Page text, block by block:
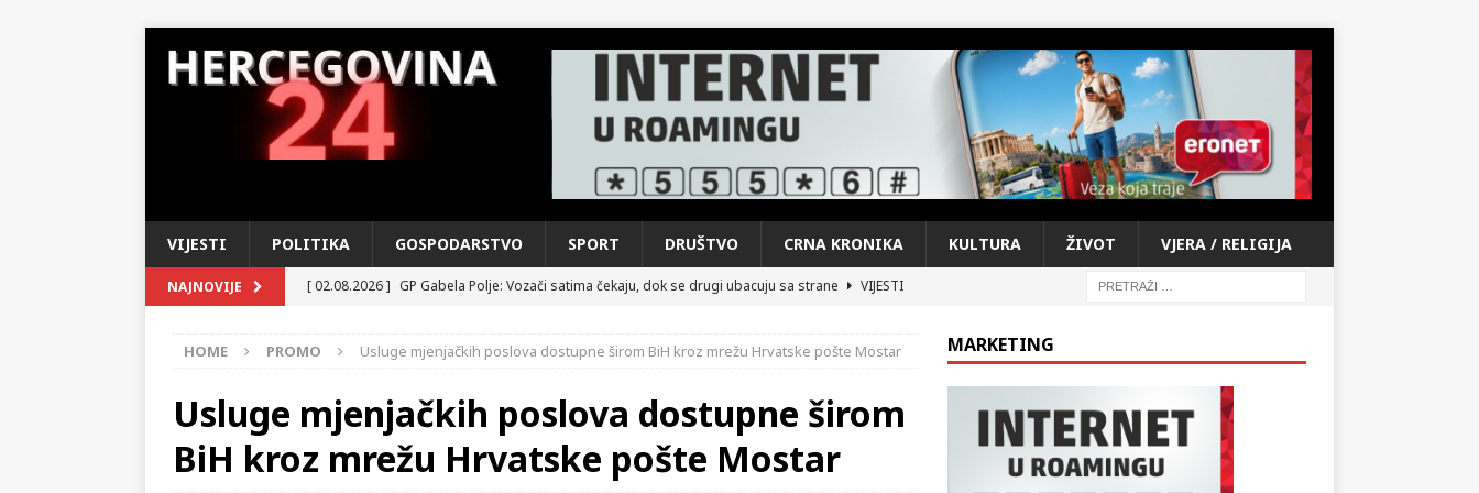
VIJESTI POLITIKA GOSPODARSTVO SPORT DRUŠTVO CRNA KRONIKA KULTURA ŽIVOT VJERA / RELIGIJA
NAJNOVIJE [ 02.08.2026 ] GP Gabela Polje: Vozači satima čekaju, dok se drugi ubacuju sa strane
VIJESTI
(video)
KULTURA
[ 07.08.2026 ]
Srpski povjesničar o Oluji: Hrvati imaju što slaviti, dobili su ono što im povijesno
pripada
REGIJA
[ 06.08.2026 ] Vrhunac toplinskog vala. Svježije u petak. Negdje stižu i pljuskovi.
VRIJEME
HOME PROMO Usluge mjenjačkih poslova dostupne širom BiH kroz mrežu Hrvatske pošte Mostar
Usluge mjenjačkih poslova dostupne širom
BiH kroz mrežu Hrvatske pošte Mostar
MARKETING